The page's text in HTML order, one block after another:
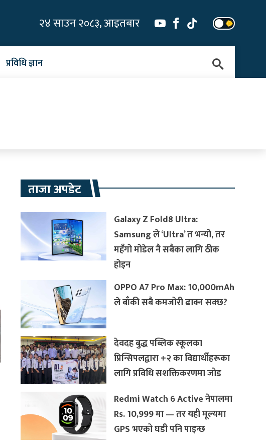
२४ साउन २०८३, आइतबार
प्रविधि ज्ञान
ताजा अपडेट
Galaxy Z Fold8 Ultra:
Samsung ले ‘Ultra’ त भन्यो, तर
महँगो मोडेल नै सबैका लागि ठीक
होइन
OPPO A7 Pro Max: 10,000mAh
ले बाँकी सबै कमजोरी ढाक्न सक्छ?
देवदह बुद्ध पब्लिक स्कूलका
प्रिन्सिपलद्वारा +२ का विद्यार्थीहरूका
लागि प्रविधि सशक्तिकरणमा जोड
Redmi Watch 6 Active नेपालमा
Rs. 10,999 मा — तर यही मूल्यमा
GPS भएको घडी पनि पाइन्छ